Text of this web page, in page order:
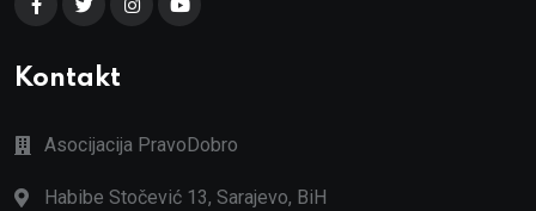
Kontakt
Asocijacija PravoDobro
Habibe Stočević 13, Sarajevo, BiH